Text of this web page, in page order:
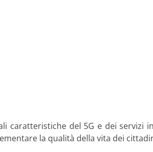
caratteristiche del 5G e dei servizi
la qualità della vita dei